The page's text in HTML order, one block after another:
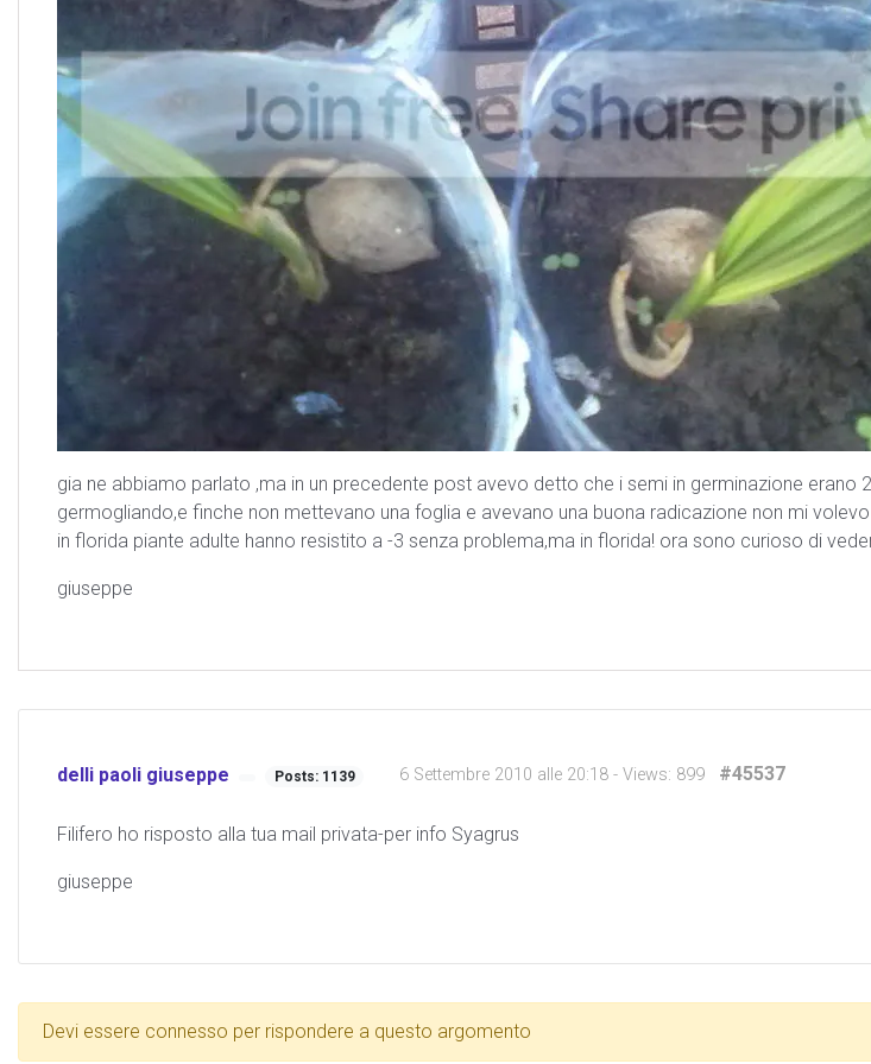
gia ne abbiamo parlato ,ma in un precedente post avevo detto che i semi in germinazione
germogliando,e finche non mettevano una foglia e avevano una buona radicazione non mi
in florida piante adulte hanno resistito a -3 senza problema,ma in florida! ora sono curioso di
giuseppe
delli paoli giuseppe Posts: 1139 6 Settembre 2010 alle 20:18- Views: 899 #45537
Filifero ho risposto alla tua mail privata-per info Syagrus
giuseppe
Devi essere connesso per rispondere a questo argomento